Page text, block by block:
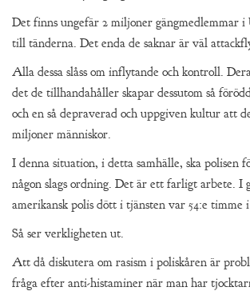
Det finns ungefär 2 miljoner gängmedlemmar i
till tänderna. Det enda de saknar är väl
Alla dessa slåss om inflytande och kontroll.
det de tillhandahåller skapar dessutom så
och en så depraverad och uppgiven kultur att
miljoner människor.
I denna situation, i detta samhälle, ska polisen
någon slags ordning. Det är ett farligt arbete. I
amerikansk polis dött i tjänsten var 54:e timme
Så ser verkligheten ut.
Att då diskutera om rasism i poliskåren är
fråga efter anti-histaminer när man har